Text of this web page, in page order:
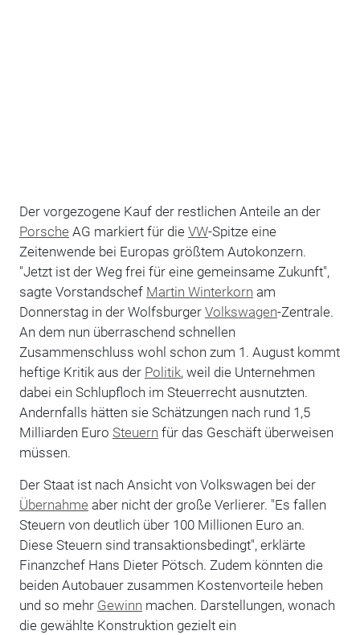
Der vorgezogene Kauf der restlichen Anteile an der
Porsche AG markiert für die VW-Spitze eine
Zeitenwende bei Europas größtem Autokonzern.
"Jetzt ist der Weg frei für eine gemeinsame Zukunft",
sagte Vorstandschef Martin Winterkorn am
Donnerstag in der Wolfsburger Volkswagen-Zentrale.
An dem nun überraschend schnellen
Zusammenschluss wohl schon zum 1. August kommt
heftige Kritik aus der Politik, weil die Unternehmen
dabei ein Schlupfloch im Steuerrecht ausnutzten.
Andernfalls hätten sie Schätzungen nach rund 1,5
Milliarden Euro Steuern für das Geschäft überweisen
müssen.
Der Staat ist nach Ansicht von Volkswagen bei der
Übernahme aber nicht der große Verlierer. "Es fallen
Steuern von deutlich über 100 Millionen Euro an.
Diese Steuern sind transaktionsbedingt", erklärte
Finanzchef Hans Dieter Pötsch. Zudem könnten die
beiden Autobauer zusammen Kostenvorteile heben
und so mehr Gewinn machen. Darstellungen, wonach
die gewählte Konstruktion gezielt ein